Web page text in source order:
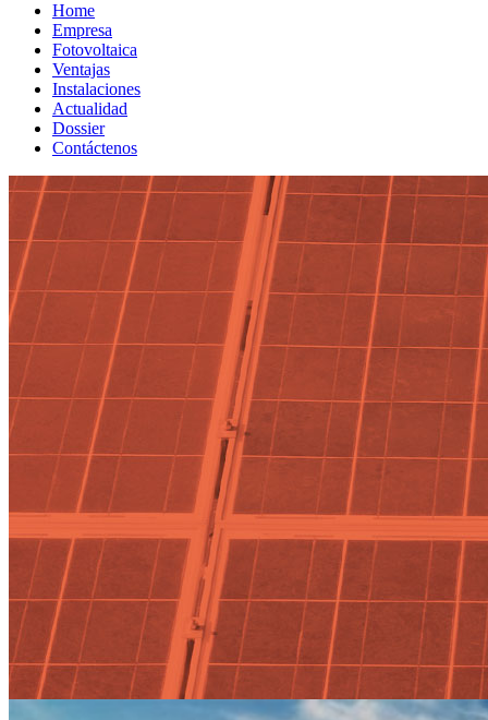
Home
Empresa
Fotovoltaica
Ventajas
Instalaciones
Actualidad
Dossier
Contáctenos